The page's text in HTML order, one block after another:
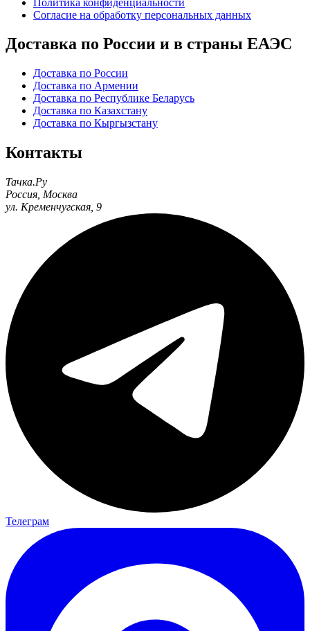
Согласие на обработку персональных данных
Доставка по России и в страны ЕАЭС
Доставка по России
Доставка по Армении
Доставка по Республике Беларусь
Доставка по Казахстану
Доставка по Кыргызстану
Контакты
Тачка.Ру
Россия Москва
ул. Кременчугская, 9
Телеграм